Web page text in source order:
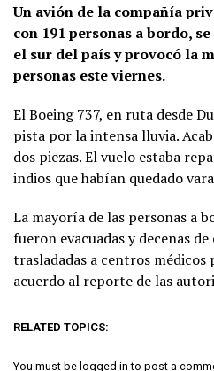
Un avión de la compañía
con 191 personas a bordo,
el sur del país y provocó la
personas este viernes.
El Boeing 737, en ruta desde
pista por la intensa lluvia.
dos piezas. El vuelo estaba
indios que habían quedado
La mayoría de las personas a
fueron evacuadas y decenas
trasladadas a centros médicos
acuerdo al reporte de las
RELATED TOPICS:
You must be logged in to post a